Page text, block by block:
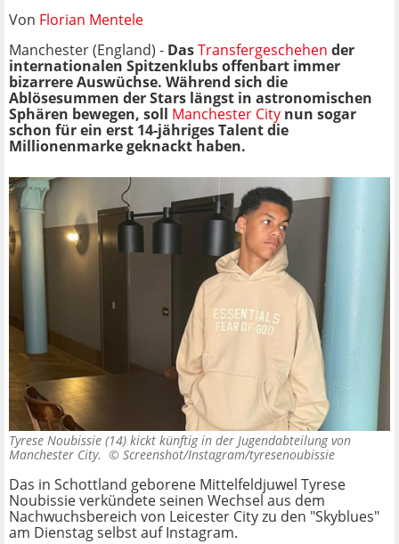
Von Florian Mentele
Manchester (England) - DasTransfergeschehen der
internationalen Spitzenklubs offenbart immer
bizarrere Auswüchse. Während sich die
Ablösesummen der Stars längst in astronomischen
Sphären bewegen, soll Manchester City nun sogar
schon für ein erst 14-jähriges Talent die
Millionenmarke geknackt haben.
Tyrese Noubissie (14) kickt künftig in der Jugendabteilung von
Manchester City. © Screenshot/Instagram/tyresenoubissie
Das in Schottland geborene Mittelfeldjuwel Tyrese
Noubissie verkündete seinen Wechsel aus dem
Nachwuchsbereich von Leicester City zu den "Skyblues"
am Dienstag selbst auf Instagram.